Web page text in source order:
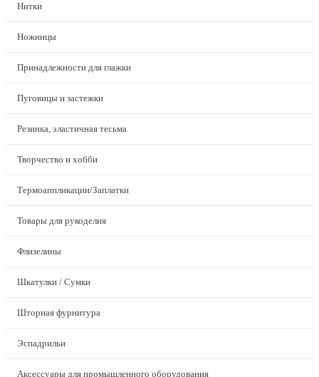
Нитки
Ножницы
Принадлежности для глажки
Пуговицы и застежки
Резинка, эластичная тесьма
Творчество и хобби
Термоаппликации/Заплатки
Товары для рукоделия
Флизелины
Шкатулки / Сумки
Шторная фурнитура
Эспадрильи
Аксессуары для промышленного оборудования